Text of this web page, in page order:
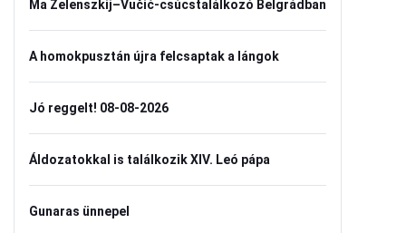
Ma Zelenszkij–Vučić-csúcstalálkozó Belgrádban
A homokpusztán újra felcsaptak a lángok
Jó reggelt! 08-08-2026
Áldozatokkal is találkozik XIV. Leó pápa
Gunaras ünnepel